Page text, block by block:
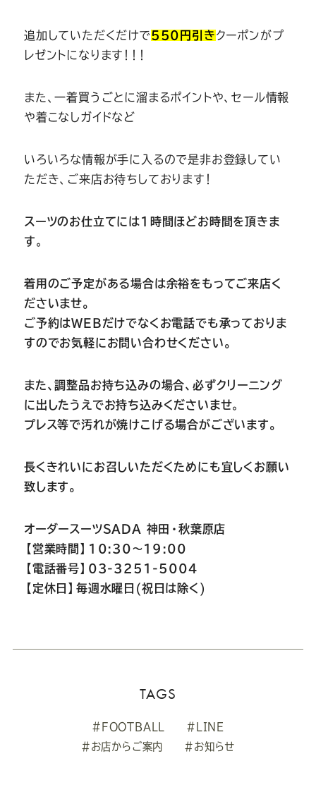
追加していただくだけで550円引きクーポンがプ
レゼントになります！！！
また、一着買うごとに溜まるポイントや、セール情報
や着こなしガイドなど
いろいろな情報が手に入るので是非お登録してい
ただき、ご来店お待ちしております！
スーツのお仕立てには1時間ほどお時間を頂きま
す。
着用のご予定がある場合は余裕をもってご来店く
ださいませ。
ご予約はWEBだけでなくお電話でも承っておりま
すのでお気軽にお問い合わせください。
また、調整品お持ち込みの場合、必ずクリーニング
に出したうえでお持ち込みくださいませ。
プレス等で汚れが焼けこげる場合がございます。
長くきれいにお召しいただくためにも宜しくお願い
致します。
オーダースーツSADA 神田・秋葉原店
【営業時間】10:30～19:00
【電話番号】03-3251-5004
【定休日】毎週水曜日(祝日は除く)
TAGS
#FOOTBALL
#LINE
#お店からご案内
#お知らせ